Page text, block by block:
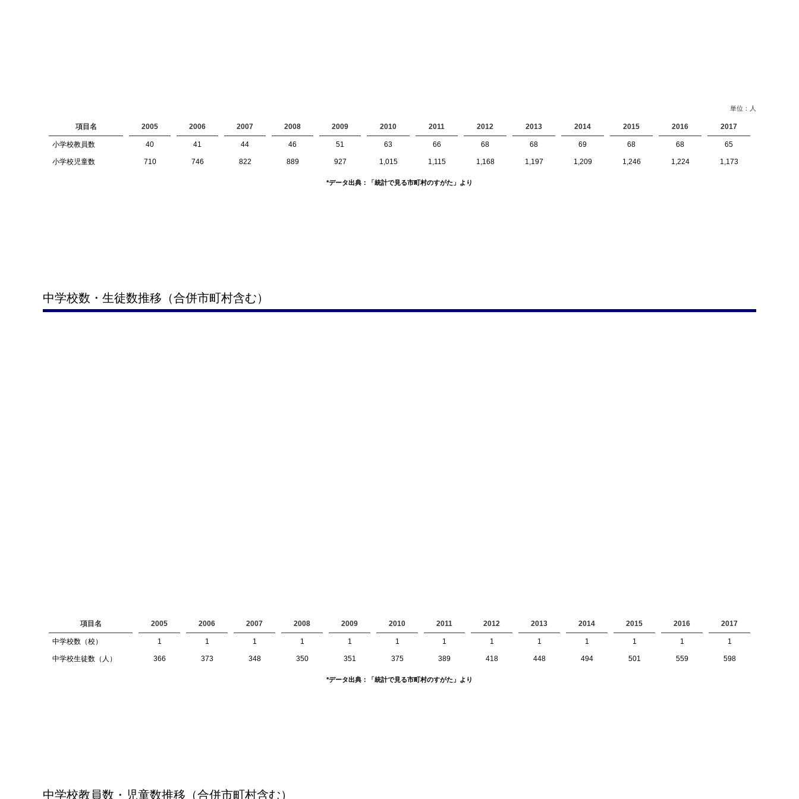
単位：人
項目名 2005 2006 2007 2008 2009 2010 2011 2012 2013 2014 2015 2016 2017
小学校教員数 40 41 44 46 51 63 66 68 68 69 68 68 65
小学校児童数 710 746 822 889 927 1,015 1,115 1,168 1,197 1,209 1,246 1,224 1,173
*データ出典：「統計で見る市町村のすがた」より
中学校数・生徒数推移（合併市町村含む）
項目名 2005 2006 2007 2008 2009 2010 2011 2012 2013 2014 2015 2016 2017
中学校数（校） 1 1 1 1 1 1 1 1 1 1 1 1 1
中学校生徒数（人） 366 373 348 350 351 375 389 418 448 494 501 559 598
*データ出典：「統計で見る市町村のすがた」より
中学校教員数・児童数推移（合併市町村含む）